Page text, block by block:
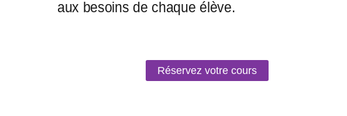
Réservez votre cours